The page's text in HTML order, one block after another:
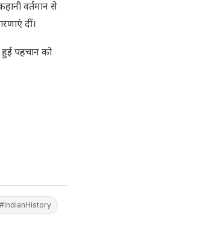
वर्तमान से
दीं।
पहचान को
#IndianHistory